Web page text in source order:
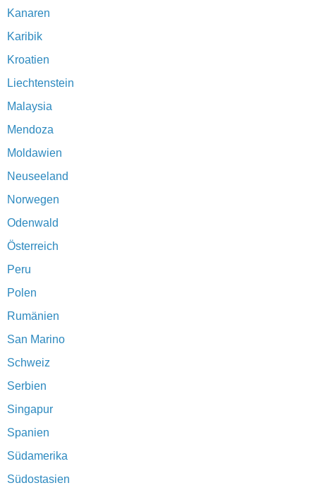
Kanaren
Karibik
Kroatien
Liechtenstein
Malaysia
Mendoza
Moldawien
Neuseeland
Norwegen
Odenwald
Österreich
Peru
Polen
Rumänien
San Marino
Schweiz
Serbien
Singapur
Spanien
Südamerika
Südostasien